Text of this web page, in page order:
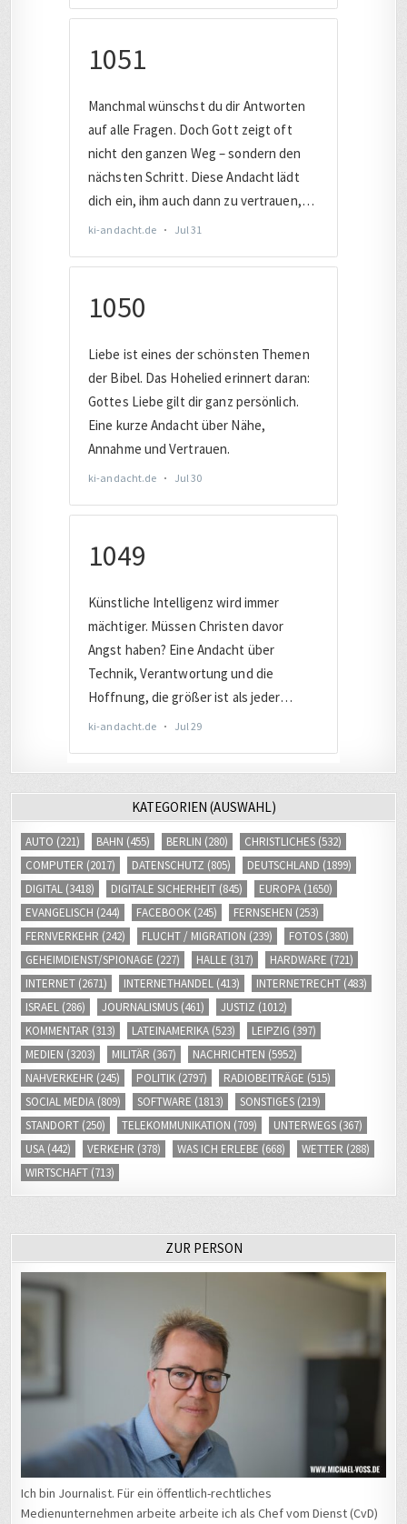
KATEGORIEN (AUSWAHL)
AUTO (221) BAHN (455) BERLIN (280) CHRISTLICHES (532)
COMPUTER (2017) DATENSCHUTZ (805) DEUTSCHLAND (1899)
DIGITAL (3418) DIGITALE SICHERHEIT (845) EUROPA (1650)
EVANGELISCH (244) FACEBOOK (245) FERNSEHEN (253)
FERNVERKEHR (242) FLUCHT / MIGRATION (239) FOTOS (380)
GEHEIMDIENST/SPIONAGE (227) HALLE (317) HARDWARE (721)
INTERNET (2671) INTERNETHANDEL (413) INTERNETRECHT (483)
ISRAEL (286) JOURNALISMUS (461) JUSTIZ (1012)
KOMMENTAR (313) LATEINAMERIKA (523) LEIPZIG (397)
MEDIEN (3203) MILITÄR (367) NACHRICHTEN (5952)
NAHVERKEHR (245) POLITIK (2797) RADIOBEITRÄGE (515)
SOCIAL MEDIA (809) SOFTWARE (1813) SONSTIGES (219)
STANDORT (250) TELEKOMMUNIKATION (709) UNTERWEGS (367)
USA (442) VERKEHR (378) WAS ICH ERLEBE (668) WETTER (288)
WIRTSCHAFT (713)
ZUR PERSON
Ich bin Journalist. Für ein öffentlich-rechtliches
Medienunternehmen arbeite arbeite ich als Chef vom Dienst (CvD)